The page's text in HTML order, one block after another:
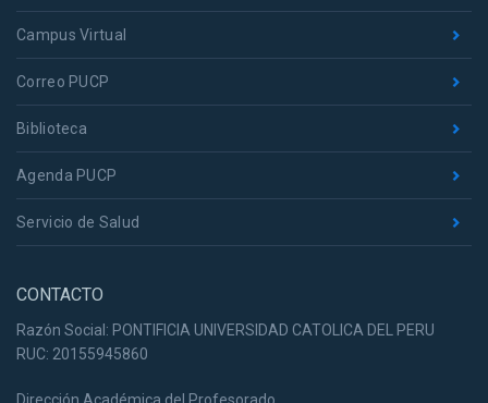
Campus Virtual
Correo PUCP
Biblioteca
Agenda PUCP
Servicio de Salud
CONTACTO
Razón Social: PONTIFICIA UNIVERSIDAD CATOLICA DEL PERU
RUC: 20155945860